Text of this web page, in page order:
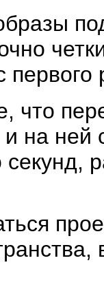
что
на ней
секунд,